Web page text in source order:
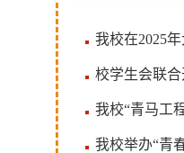
我校在2025
校学生会联
我校“青马工
我校举办“青